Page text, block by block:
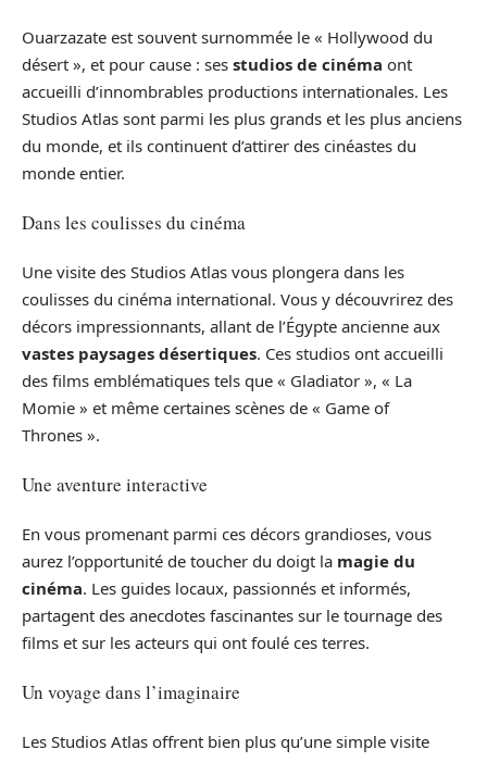
Ouarzazate est souvent surnommée le « Hollywood du
désert », et pour cause : ses studios de cinéma ont
accueilli d’innombrables productions internationales. Les
Studios Atlas sont parmi les plus grands et les plus anciens
du monde, et ils continuent d’attirer des cinéastes du
monde entier.
Dans les coulisses du cinéma
Une visite des Studios Atlas vous plongera dans les
coulisses du cinéma international. Vous y découvrirez des
décors impressionnants, allant de l’Égypte ancienne aux
vastes paysages désertiques. Ces studios ont accueilli
des films emblématiques tels que « Gladiator », « La
Momie » et même certaines scènes de « Game of
Thrones ».
Une aventure interactive
En vous promenant parmi ces décors grandioses, vous
aurez l’opportunité de toucher du doigt la magie du
cinéma. Les guides locaux, passionnés et informés,
partagent des anecdotes fascinantes sur le tournage des
films et sur les acteurs qui ont foulé ces terres.
Un voyage dans l’imaginaire
Les Studios Atlas offrent bien plus qu’une simple visite